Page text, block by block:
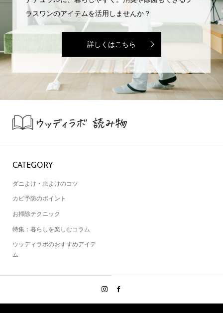
ナチュラルに、暮らしやすく。消臭や除菌もできるプ
ラスワンのアイテムを活用しませんか？
ウッディラボのおすすめアイテ